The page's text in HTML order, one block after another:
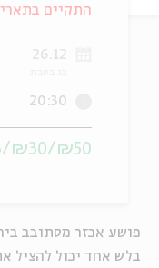
פושע אכזר מסתובב
בלש אחד יכול להציל
התקיים
26.12
20:30
₪50/₪30/₪3